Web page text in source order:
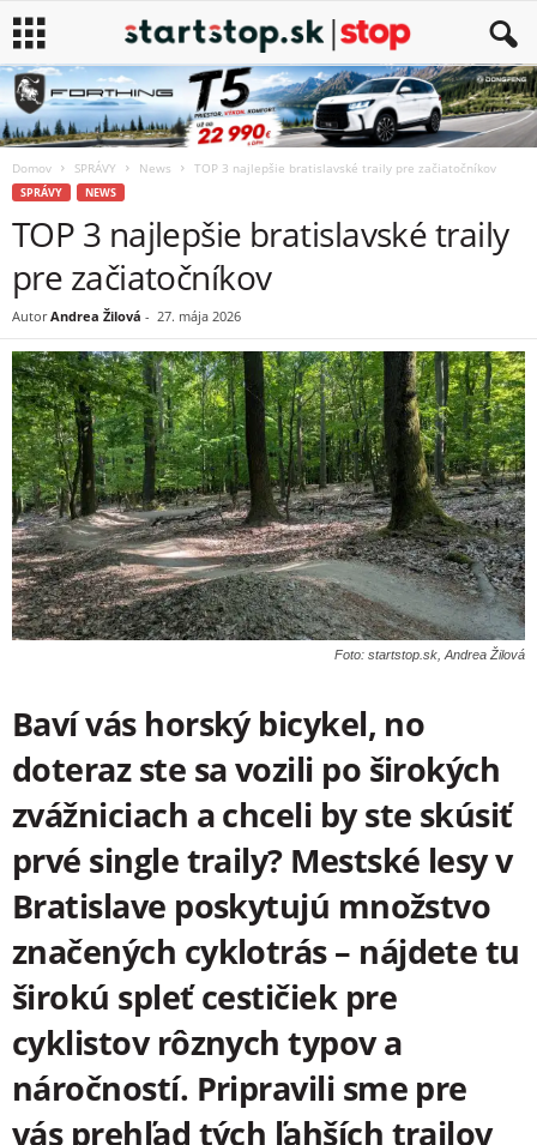
Domov SPRÁVY News TOP 3 najlepšie bratislavské traily pre začiatočníkov
SPRÁVY NEWS
TOP 3 najlepšie bratislavské traily
pre začiatočníkov
Autor Andrea Žilová - 27. mája 2026
Foto: startstop.sk, Andrea Žilová
Baví vás horský bicykel, no
doteraz ste sa vozili po širokých
zvážniciach a chceli by ste skúsiť
prvé single traily? Mestské lesy v
Bratislave poskytujú množstvo
značených cyklotrás – nájdete tu
širokú spleť cestičiek pre
cyklistov rôznych typov a
náročností. Pripravili sme pre
vás prehľad tých ľahších trailov